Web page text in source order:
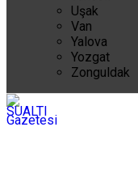
Uşak
Van
Yalova
Yozgat
Zonguldak